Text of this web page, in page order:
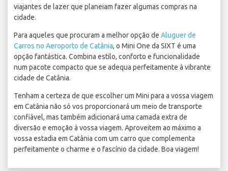
viajantes de lazer que planeiam fazer algumas compras na
cidade.
Para aqueles que procuram a melhor opção de Aluguer de
Carros no Aeroporto de Catânia, o Mini One da SIXT é uma
opção fantástica. Combina estilo, conforto e funcionalidade
num pacote compacto que se adequa perfeitamente à vibrante
cidade de Catânia.
Tenham a certeza de que escolher um Mini para a vossa viagem
em Catânia não só vos proporcionará um meio de transporte
confiável, mas também adicionará uma camada extra de
diversão e emoção à vossa viagem. Aproveitem ao máximo a
vossa estadia em Catânia com um carro que complementa
perfeitamente o charme e o fascínio da cidade. Boa viagem!